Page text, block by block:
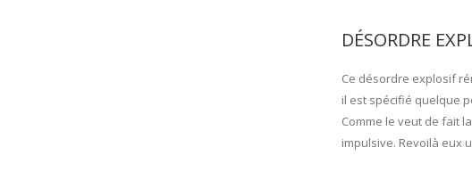
DÉSORDRE
Ce désordre explosif
il est spécifié quelque
Comme le veut de fait
impulsive. Revoilà eux